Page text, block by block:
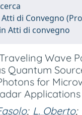
di Convegno
Atti di convegno
Wave
Quantum
for
Applications
; L. Oberto;